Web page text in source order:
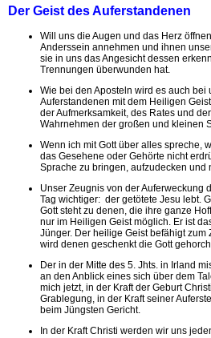
Der Geist des Auferstandenen
Will uns die Augen und das Herz
Anderssein annehmen und ihnen
sie in uns das Angesicht dessen
Trennungen überwunden hat.
Wie bei den Aposteln wird es auch
Auferstandenen mit dem Heiligen
der Aufmerksamkeit, des Rates und
Wahrnehmen der großen und kleinen
Wenn ich mit Gott über alles spreche,
das Gesehene oder Gehörte nicht
Sprache zu bringen, aufzudecken
Unser Zeugnis von der Auferweckung
Tag wichtiger: der getötete Jesu lebt.
Gott steht zu denen, die ihre ganze
nur im Heiligen Geist möglich. Er ist
Jünger. Der heilige Geist befähigt zum
wird denen geschenkt die Gott
Der in der Mitte des 5. Jhts. in Irland
an den Anblick eines sich über dem
mich jetzt, in der Kraft der Geburt
Grablegung, in der Kraft seiner
beim Jüngsten Gericht.
In der Kraft Christi werden wir uns